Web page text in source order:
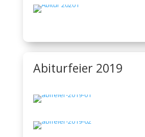
Abiturfeier 2019